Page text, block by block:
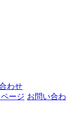
わせ
ージ お問い合わ